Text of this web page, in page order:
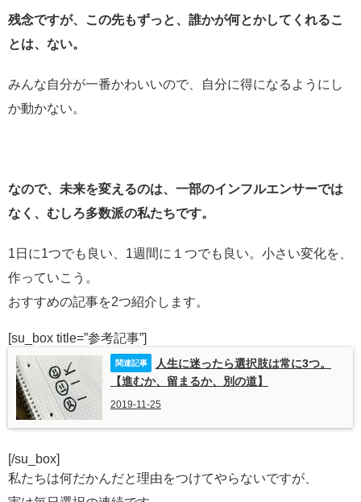
残念ですが、この先もずっと、誰かが何とかしてくれるこ
とは、ない。
みんな自分が一番かわいいので、自分に得になるようにし
か動かない。
なので、未来を変えるのは、一部のインフルエンサーでは
なく、むしろ多数派の私たちです。
1日に1つでも良い、1週間に１つでも良い。小さい変化を、
作っていこう。
おすすめの記事を2つ紹介します。
[su_box title=”参考記事”]
人生に迷ったら選択肢は常に3つ。
【進むか、留まるか、別の道】
2019-11-25
[/su_box]
私たちは何だかんだと理由をつけてやらないですが、